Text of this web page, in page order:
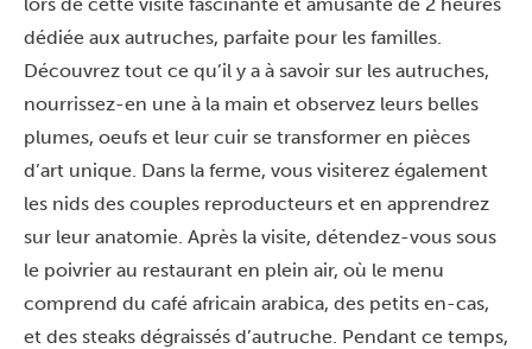
dédiée aux autruches, parfaite pour les familles.
Découvrez tout ce qu’il y a à savoir sur les autruches,
nourrissez-en une à la main et observez leurs belles
plumes, oeufs et leur cuir se transformer en pièces
d’art unique. Dans la ferme, vous visiterez également
les nids des couples reproducteurs et en apprendrez
sur leur anatomie. Après la visite, détendez-vous sous
le poivrier au restaurant en plein air, où le menu
comprend du café africain arabica, des petits en-cas,
et des steaks dégraissés d’autruche. Pendant ce temps,